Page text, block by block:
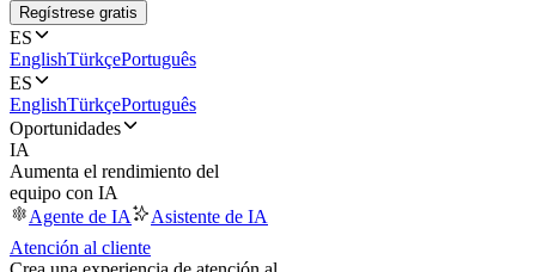
Regístrese gratis
ES
EnglishTürkçePortuguês
ES
EnglishTürkçePortuguês
Oportunidades
IA
Aumenta el rendimiento del
equipo con IA
Agente de IA
Asistente de IA
Atención al cliente